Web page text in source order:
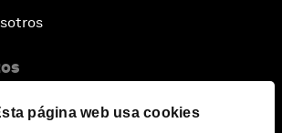
página web usa cookies
el Foro